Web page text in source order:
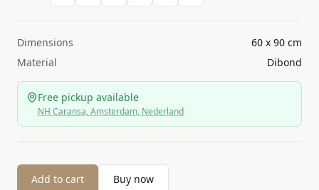
Dimensions
60 x 90 cm
Material
Dibond
Free pickup available
NH Caransa, Amsterdam, Nederland
Add to cart Buy now